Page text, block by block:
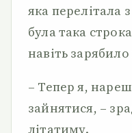
яка перелітала
була така
навіть
– Тепер я,
зайнятися, –
літатиму.